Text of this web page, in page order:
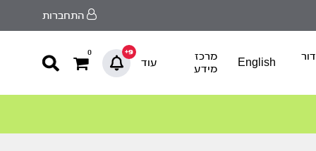
התחברות
English
מרכז
מידע
עוד
9+
0